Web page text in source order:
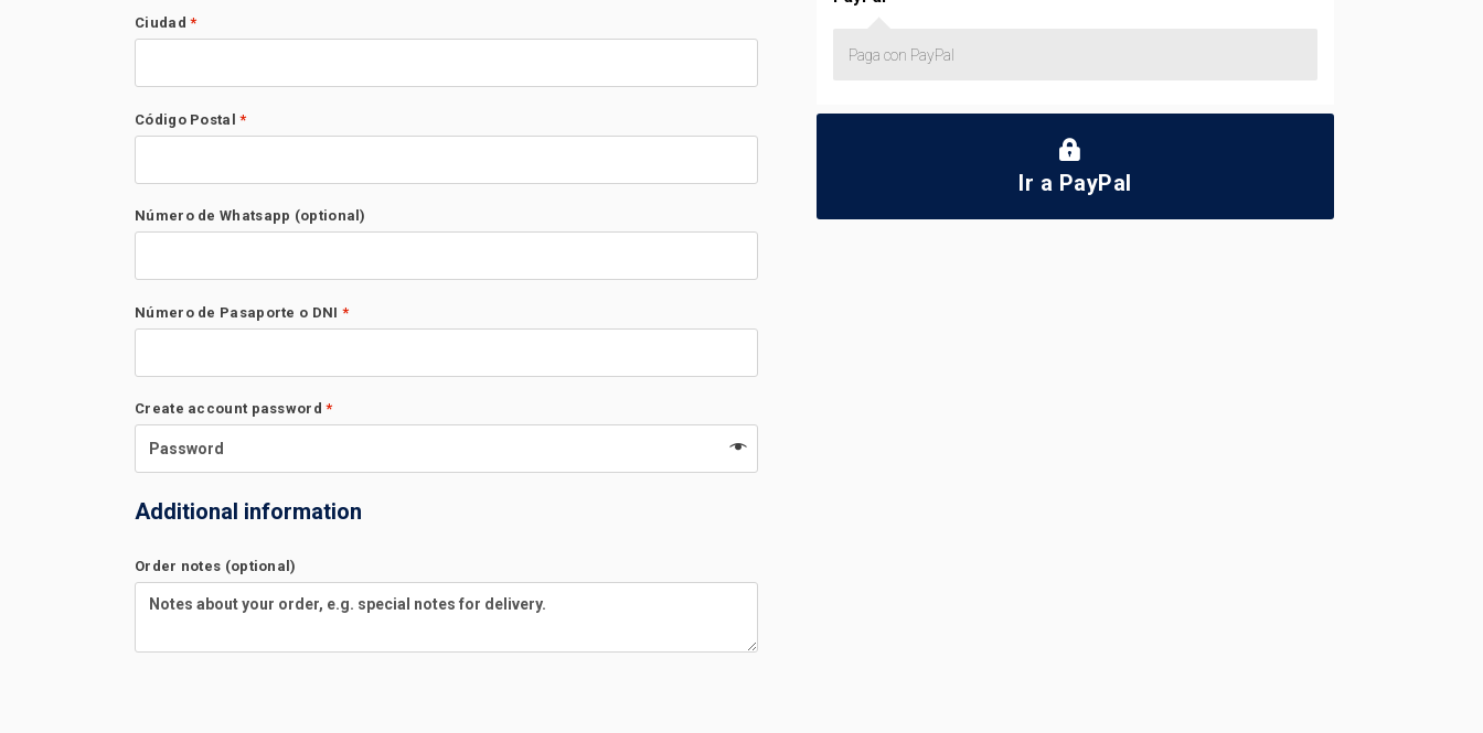
Ciudad*
Código Postal*
Número de Whatsapp (optional)
Número de Pasaporte o DNI *
Create account password*
Additional information
Order notes (optional)
Paga con PayPal
Ir a PayPal